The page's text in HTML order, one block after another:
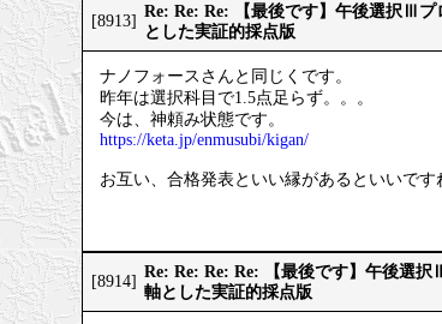
[8913]
Re: Re: Re: 【最後です】午後選択Ⅲ
とした実証的採点版
ナノフォースさんと同じくです。
昨年は選択科目で1.5点足らず。。。
今は、神頼み状態です。
https://keta.jp/enmusubi/kigan/
お互い、合格発表といい縁があるといいです
[8914]
Re: Re: Re: Re: 【最後です】午後選
軸とした実証的採点版